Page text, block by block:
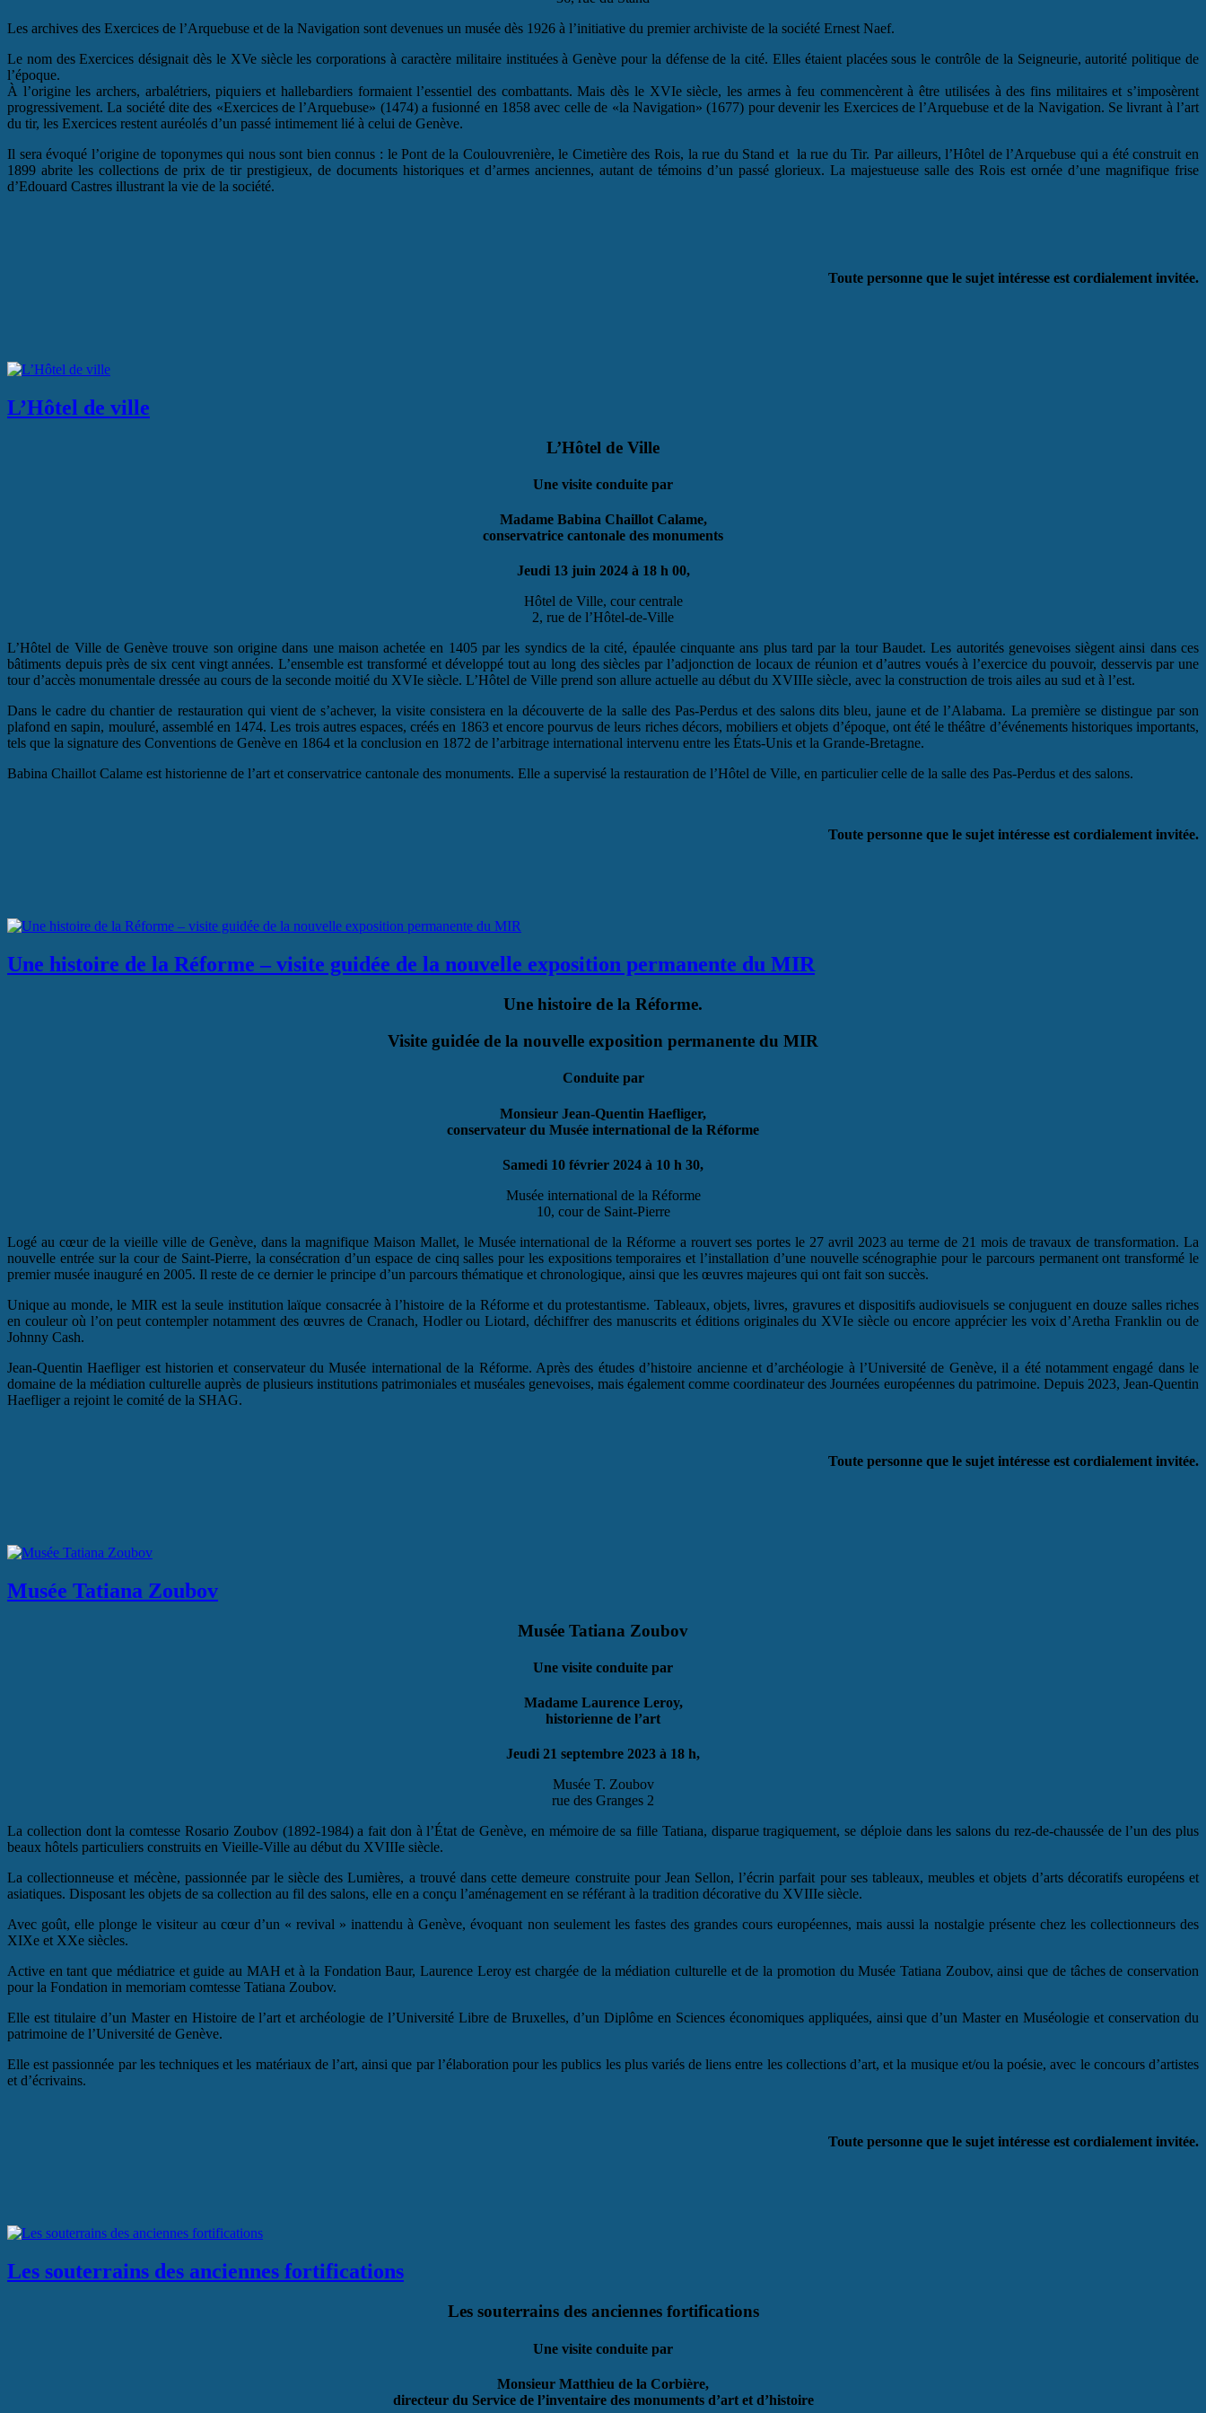
Les archives des Exercices de l’Arquebuse et de la Navigation sont devenues un musée dès 1926 à l’initiative du premier archiviste de la société Ernest Naef.
Le nom des Exercices désignait dès le XVe siècle les corporations à caractère militaire instituées à Genève pour la défense de la cité. Elles étaient placées sous le contrôle de la Seigneurie, autorité politique de
l’époque.
À l’origine les archers, arbalétriers, piquiers et hallebardiers formaient l’essentiel des combattants. Mais dès le XVIe siècle, les armes à feu commencèrent à être utilisées à des fins militaires et s’imposèrent
progressivement. La société dite des «Exercices de l’Arquebuse» (1474) a fusionné en 1858 avec celle de «la Navigation» (1677) pour devenir les Exercices de l’Arquebuse et de la Navigation. Se livrant à l’art
du tir, les Exercices restent auréolés d’un passé intimement lié à celui de Genève.
Il sera évoqué l’origine de toponymes qui nous sont bien connus : le Pont de la Coulouvrenière, le Cimetière des Rois, la rue du Stand et la rue du Tir. Par ailleurs, l’Hôtel de l’Arquebuse qui a été construit en
1899 abrite les collections de prix de tir prestigieux, de documents historiques et d’armes anciennes, autant de témoins d’un passé glorieux. La majestueuse salle des Rois est ornée d’une magnifique frise
d’Edouard Castres illustrant la vie de la société.
Toute personne que le sujet intéresse est cordialement invitée.
L’Hôtel de ville
L’Hôtel de Ville
Une visite conduite par
Madame Babina Chaillot Calame,
conservatrice cantonale des monuments
Jeudi 13 juin 2024 à 18 h 00,
Hôtel de Ville, cour centrale
2, rue de l’Hôtel-de-Ville
L’Hôtel de Ville de Genève trouve son origine dans une maison achetée en 1405 par les syndics de la cité, épaulée cinquante ans plus tard par la tour Baudet. Les autorités genevoises siègent ainsi dans ces
bâtiments depuis près de six cent vingt années. L’ensemble est transformé et développé tout au long des siècles par l’adjonction de locaux de réunion et d’autres voués à l’exercice du pouvoir, desservis par une
tour d’accès monumentale dressée au cours de la seconde moitié du XVIe siècle. L’Hôtel de Ville prend son allure actuelle au début du XVIIIe siècle, avec la construction de trois ailes au sud et à l’est.
Dans le cadre du chantier de restauration qui vient de s’achever, la visite consistera en la découverte de la salle des Pas-Perdus et des salons dits bleu, jaune et de l’Alabama. La première se distingue par son
plafond en sapin, mouluré, assemblé en 1474. Les trois autres espaces, créés en 1863 et encore pourvus de leurs riches décors, mobiliers et objets d’époque, ont été le théâtre d’événements historiques importants,
tels que la signature des Conventions de Genève en 1864 et la conclusion en 1872 de l’arbitrage international intervenu entre les États-Unis et la Grande-Bretagne.
Babina Chaillot Calame est historienne de l’art et conservatrice cantonale des monuments. Elle a supervisé la restauration de l’Hôtel de Ville, en particulier celle de la salle des Pas-Perdus et des salons.
Toute personne que le sujet intéresse est cordialement invitée.
Une histoire de la Réforme – visite guidée de la nouvelle exposition permanente du MIR
Une histoire de la Réforme.
Visite guidée de la nouvelle exposition permanente du MIR
Conduite par
Monsieur Jean-Quentin Haefliger,
conservateur du Musée international de la Réforme
Samedi 10 février 2024 à 10 h 30,
Musée international de la Réforme
10, cour de Saint-Pierre
Logé au cœur de la vieille ville de Genève, dans la magnifique Maison Mallet, le Musée international de la Réforme a rouvert ses portes le 27 avril 2023 au terme de 21 mois de travaux de transformation. La
nouvelle entrée sur la cour de Saint-Pierre, la consécration d’un espace de cinq salles pour les expositions temporaires et l’installation d’une nouvelle scénographie pour le parcours permanent ont transformé le
premier musée inauguré en 2005. Il reste de ce dernier le principe d’un parcours thématique et chronologique, ainsi que les œuvres majeures qui ont fait son succès.
Unique au monde, le MIR est la seule institution laïque consacrée à l’histoire de la Réforme et du protestantisme. Tableaux, objets, livres, gravures et dispositifs audiovisuels se conjuguent en douze salles riches
en couleur où l’on peut contempler notamment des œuvres de Cranach, Hodler ou Liotard, déchiffrer des manuscrits et éditions originales du XVIe siècle ou encore apprécier les voix d’Aretha Franklin ou de
Johnny Cash.
Jean-Quentin Haefliger est historien et conservateur du Musée international de la Réforme. Après des études d’histoire ancienne et d’archéologie à l’Université de Genève, il a été notamment engagé dans le
domaine de la médiation culturelle auprès de plusieurs institutions patrimoniales et muséales genevoises, mais également comme coordinateur des Journées européennes du patrimoine. Depuis 2023, Jean-Quentin
Haefliger a rejoint le comité de la SHAG.
Toute personne que le sujet intéresse est cordialement invitée.
Musée Tatiana Zoubov
Musée Tatiana Zoubov
Une visite conduite par
Madame Laurence Leroy,
historienne de l’art
Jeudi 21 septembre 2023 à 18 h,
Musée T. Zoubov
rue des Granges 2
La collection dont la comtesse Rosario Zoubov (1892-1984) a fait don à l’État de Genève, en mémoire de sa fille Tatiana, disparue tragiquement, se déploie dans les salons du rez-de-chaussée de l’un des plus
beaux hôtels particuliers construits en Vieille-Ville au début du XVIIIe siècle.
La collectionneuse et mécène, passionnée par le siècle des Lumières, a trouvé dans cette demeure construite pour Jean Sellon, l’écrin parfait pour ses tableaux, meubles et objets d’arts décoratifs européens et
asiatiques. Disposant les objets de sa collection au fil des salons, elle en a conçu l’aménagement en se référant à la tradition décorative du XVIIIe siècle.
Avec goût, elle plonge le visiteur au cœur d’un « revival » inattendu à Genève, évoquant non seulement les fastes des grandes cours européennes, mais aussi la nostalgie présente chez les collectionneurs des
XIXe et XXe siècles.
Active en tant que médiatrice et guide au MAH et à la Fondation Baur, Laurence Leroy est chargée de la médiation culturelle et de la promotion du Musée Tatiana Zoubov, ainsi que de tâches de conservation
pour la Fondation in memoriam comtesse Tatiana Zoubov.
Elle est titulaire d’un Master en Histoire de l’art et archéologie de l’Université Libre de Bruxelles, d’un Diplôme en Sciences économiques appliquées, ainsi que d’un Master en Muséologie et conservation du
patrimoine de l’Université de Genève.
Elle est passionnée par les techniques et les matériaux de l’art, ainsi que par l’élaboration pour les publics les plus variés de liens entre les collections d’art, et la musique et/ou la poésie, avec le concours d’artistes
et d’écrivains.
Toute personne que le sujet intéresse est cordialement invitée.
Les souterrains des anciennes fortifications
Les souterrains des anciennes fortifications
Une visite conduite par
Monsieur Matthieu de la Corbière,
directeur du Service de l’inventaire des monuments d’art et d’histoire